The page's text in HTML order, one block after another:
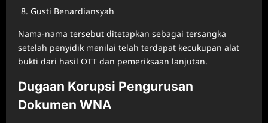
Gusti Benardiansyah
Nama-nama tersebut ditetapkan sebagai tersangka
setelah penyidik menilai telah terdapat kecukupan alat
bukti dari hasil OTT dan pemeriksaan lanjutan.
Dugaan Korupsi Pengurusan
Dokumen WNA